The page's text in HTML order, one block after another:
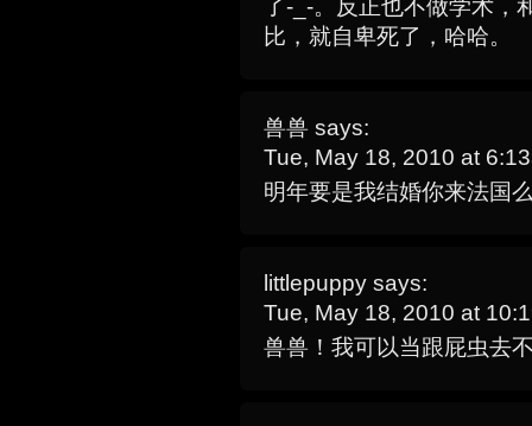
了-_-。反正也不做学术，
比，就自卑死了，哈哈。
兽兽 says:
Tue, May 18, 2010 at
明年要是我结婚你来法国
littlepuppy says:
Tue, May 18, 2010 at
兽兽！我可以当跟屁虫去